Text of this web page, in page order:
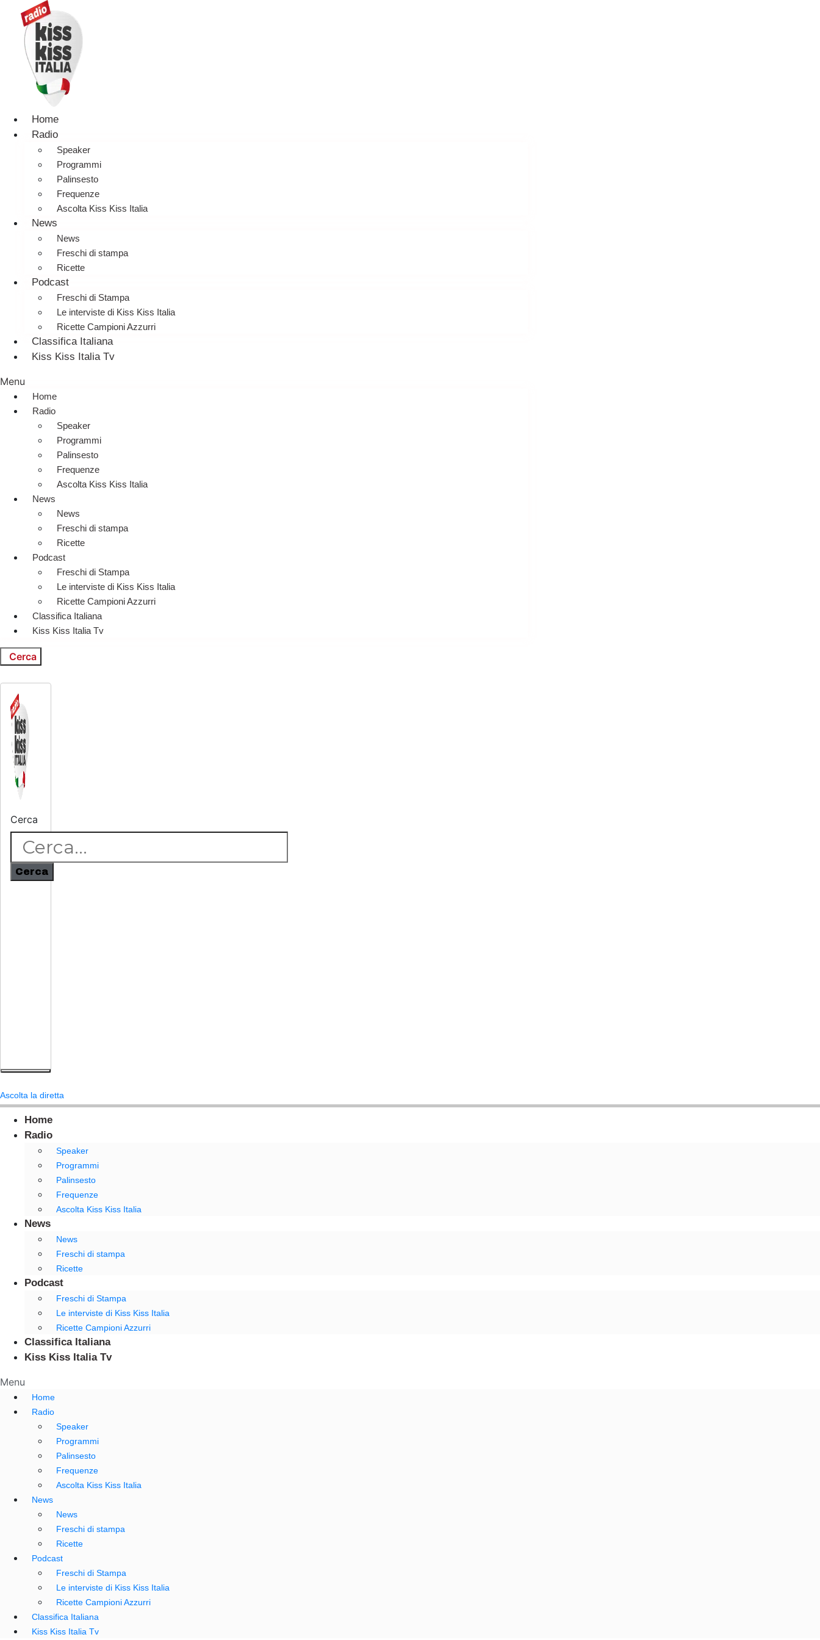
Home
Radio
Speaker
Programmi
Palinsesto
Frequenze
Ascolta Kiss Kiss Italia
News
News
Freschi di stampa
Ricette
Podcast
Freschi di Stampa
Le interviste di Kiss Kiss Italia
Ricette Campioni Azzurri
Classifica Italiana
Kiss Kiss Italia Tv
Menu
Home
Radio
Speaker
Programmi
Palinsesto
Frequenze
Ascolta Kiss Kiss Italia
News
News
Freschi di stampa
Ricette
Podcast
Freschi di Stampa
Le interviste di Kiss Kiss Italia
Ricette Campioni Azzurri
Classifica Italiana
Kiss Kiss Italia Tv
Cerca
Cerca
Cerca
Ascolta la diretta
Home
Radio
Speaker
Programmi
Palinsesto
Frequenze
Ascolta Kiss Kiss Italia
News
News
Freschi di stampa
Ricette
Podcast
Freschi di Stampa
Le interviste di Kiss Kiss Italia
Ricette Campioni Azzurri
Classifica Italiana
Kiss Kiss Italia Tv
Menu
Home
Radio
Speaker
Programmi
Palinsesto
Frequenze
Ascolta Kiss Kiss Italia
News
News
Freschi di stampa
Ricette
Podcast
Freschi di Stampa
Le interviste di Kiss Kiss Italia
Ricette Campioni Azzurri
Classifica Italiana
Kiss Kiss Italia Tv